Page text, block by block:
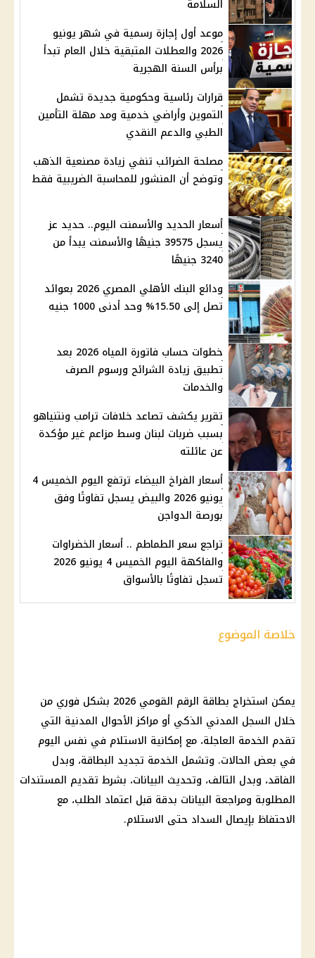
السلامة
موعد أول إجازة رسمية في شهر يونيو
2026 والعطلات المتبقية خلال العام تبدأ
برأس السنة الهجرية
قرارات رئاسية وحكومية جديدة تشمل
التموين وأراضي خدمية ومد مهلة التأمين
الطبي والدعم النقدي
مصلحة الضرائب تنفي زيادة مصنعية الذهب
وتوضح أن المنشور للمحاسبة الضريبية فقط
أسعار الحديد والأسمنت اليوم.. حديد عز
يسجل 39575 جنيهًا والأسمنت يبدأ من
3240 جنيهًا
ودائع البنك الأهلي المصري 2026 بعوائد
تصل إلى 15.50% وحد أدنى 1000 جنيه
خطوات حساب فاتورة المياه 2026 بعد
تطبيق زيادة الشرائح ورسوم الصرف
والخدمات
تقرير يكشف تصاعد خلافات ترامب ونتنياهو
بسبب ضربات لبنان وسط مزاعم غير مؤكدة
عن عائلته
أسعار الفراخ البيضاء ترتفع اليوم الخميس 4
يونيو 2026 والبيض يسجل تفاوتًا وفق
بورصة الدواجن
تراجع سعر الطماطم .. أسعار الخضراوات
والفاكهة اليوم الخميس 4 يونيو 2026
تسجل تفاوتًا بالأسواق
خلاصة الموضوع
يمكن استخراج بطاقة الرقم القومي 2026 بشكل فوري من
خلال السجل المدني الذكي أو مراكز الأحوال المدنية التي
تقدم الخدمة العاجلة، مع إمكانية الاستلام في نفس اليوم
في بعض الحالات. وتشمل الخدمة تجديد البطاقة، وبدل
الفاقد، وبدل التالف، وتحديث البيانات، بشرط تقديم المستندات
المطلوبة ومراجعة البيانات بدقة قبل اعتماد الطلب، مع
الاحتفاظ بإيصال السداد حتى الاستلام.